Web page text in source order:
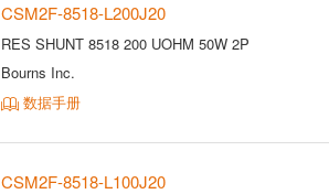
CSM2F-8518-L200J20
RES SHUNT 8518 200 UOHM 50W 2P
Bourns Inc.
数据手册
CSM2F-8518-L100J20